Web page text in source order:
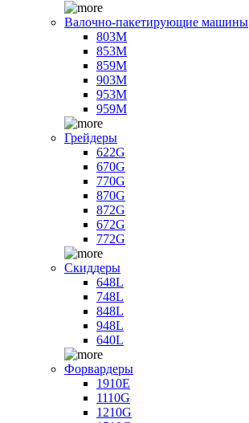
Валочно-пакетирующие машины
803M
853M
859M
903M
953M
959M
Грейдеры
622G
670G
770G
870G
872G
672G
772G
Скиддеры
648L
748L
848L
948L
640L
Форвардеры
1910E
1110G
1210G